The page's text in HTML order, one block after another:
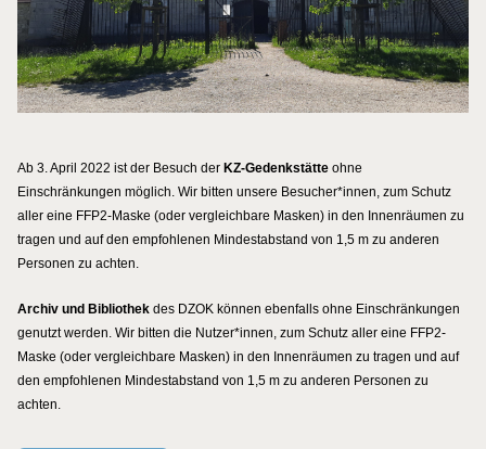
Ab 3. April 2022 ist der Besuch der KZ-Gedenkstätteohne
Einschränkungen möglich. Wir bitten unsere Besucher*innen, zum Schutz
aller eine FFP2-Maske (oder vergleichbare Masken) in den Innenräumen zu
tragen und auf den empfohlenen Mindestabstand von 1,5 m zu anderen
Personen zu achten.
Archiv und Bibliothekdes DZOK können ebenfalls ohne Einschränkungen
genutzt werden. Wir bitten die Nutzer*innen, zum Schutz aller eine FFP2-
Maske (oder vergleichbare Masken) in den Innenräumen zu tragen und auf
den empfohlenen Mindestabstand von 1,5 m zu anderen Personen zu
achten.